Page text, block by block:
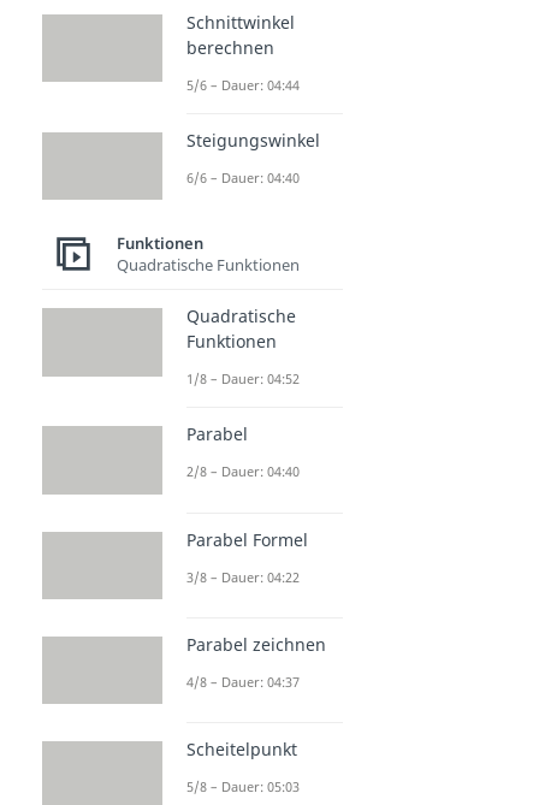
Schnittwinkel
berechnen
5/6 – Dauer: 04:44
Steigungswinkel
6/6 – Dauer: 04:40
Funktionen
Quadratische Funktionen
Quadratische
Funktionen
1/8 – Dauer: 04:52
Parabel
2/8 – Dauer: 04:40
Parabel Formel
3/8 – Dauer: 04:22
Parabel zeichnen
4/8 – Dauer: 04:37
Scheitelpunkt
5/8 – Dauer: 05:03